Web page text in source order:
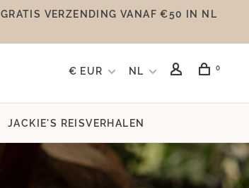
GRATIS VERZENDING VANAF €50 IN NL
€ EUR NL 0
JACKIE'S REISVERHALEN